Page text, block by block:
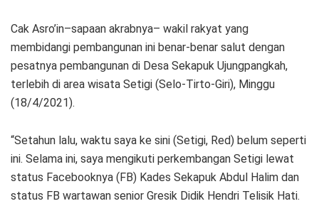
Cak Asro’in–sapaan akrabnya– wakil rakyat yang
membidangi pembangunan ini benar-benar salut dengan
pesatnya pembangunan di Desa Sekapuk Ujungpangkah,
terlebih di area wisata Setigi (Selo-Tirto-Giri), Minggu
(18/4/2021).
“Setahun lalu, waktu saya ke sini (Setigi, Red) belum seperti
ini. Selama ini, saya mengikuti perkembangan Setigi lewat
status Facebooknya (FB) Kades Sekapuk Abdul Halim dan
status FB wartawan senior Gresik Didik Hendri Telisik Hati.